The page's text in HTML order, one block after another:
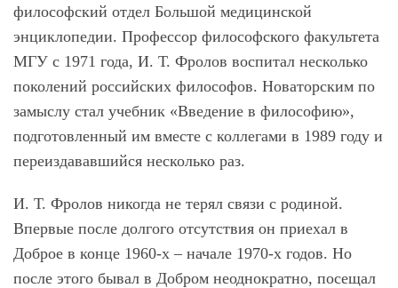
философский отдел Большой медицинской
энциклопедии. Профессор философского факультета
МГУ с 1971 года, И. Т. Фролов воспитал несколько
поколений российских философов. Новаторским по
замыслу стал учебник «Введение в философию»,
подготовленный им вместе с коллегами в 1989 году и
переиздававшийся несколько раз.
И. Т. Фролов никогда не терял связи с родиной.
Впервые после долгого отсутствия он приехал в
Доброе в конце 1960-х – начале 1970-х годов. Но
после этого бывал в Добром неоднократно, посещал